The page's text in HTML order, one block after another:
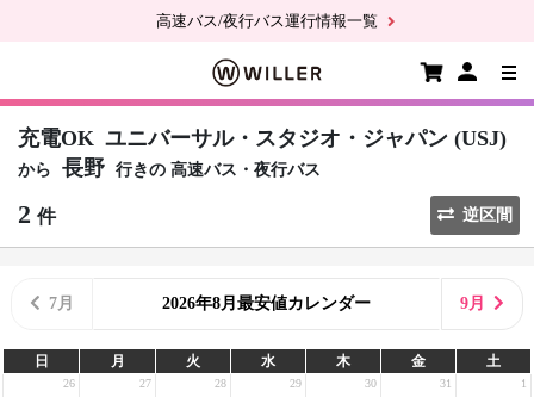
高速バス/夜行バス運行情報一覧
充電OK ユニバーサル・スタジオ・ジャパン (USJ)
から 長野 行きの 高速バス・夜行バス
2 件 逆区間
7月 2026年8月最安値カレンダー 9月
日 月 火 水 木 金 土
26 27 28 29 30 31 1